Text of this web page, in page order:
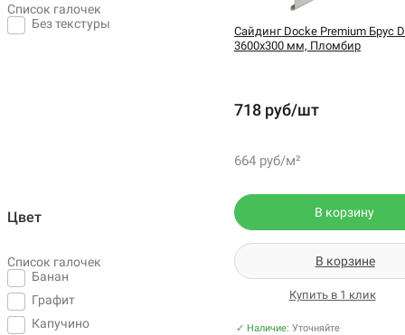
Список галочек
Без текстуры
Цвет
Список галочек
Банан
Графит
Капучино
Сайдинг Docke Premium Брус
3600х300 мм, Пломбир
718 руб/шт
664 руб/м²
В корзину
В корзине
Купить в 1 клик
✓ Наличие:Уточняйте